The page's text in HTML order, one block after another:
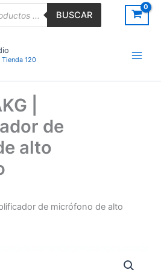
BUSCAR
Tienda 120
|
de
alto
de micrófono de alto